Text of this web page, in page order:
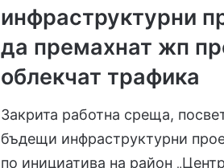
инфраструктурни
да премахнат жп
облекчат трафика
Закрита работна среща,
бъдещи инфраструктурни
по инициатива на район